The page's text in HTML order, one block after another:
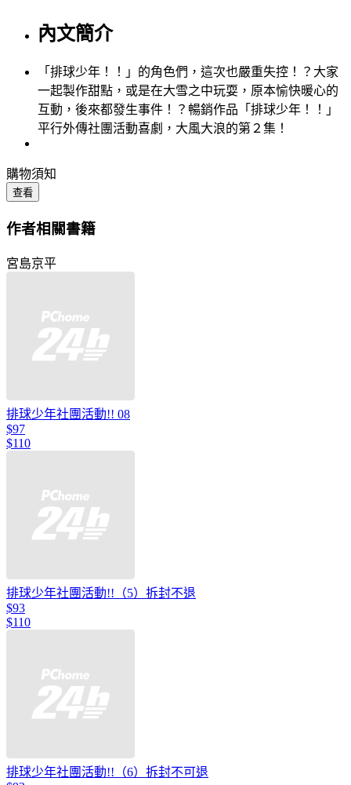
內文簡介
「排球少年！！」的角色們，這次也嚴重失控！？大家
一起製作甜點，或是在大雪之中玩耍，原本愉快暖心的
互動，後來都發生事件！？暢銷作品「排球少年！！」
平行外傳社團活動喜劇，大風大浪的第２集！
購物須知
查看
作者相關書籍
宮島京平
排球少年社團活動!! 08
$97
$110
排球少年社團活動!!（5）拆封不退
$93
$110
排球少年社團活動!!（6）拆封不可退